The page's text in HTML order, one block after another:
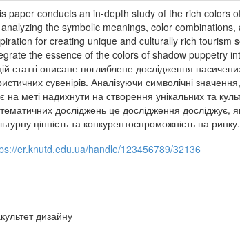
paper conducts an in-depth study of the rich colors
analyzing the symbolic meanings, color
for creating unique and culturally rich tourism
the essence of the colors of shadow puppetry
статті описане поглиблене дослідження
сувенірів. Аналізуючи символічні
на меті надихнути на створення унікальних та
досліджень це дослідження досліджує,
цінність та конкурентоспроможність на ринку.
er.knutd.edu.ua/handle/123456789/32136
дизайну